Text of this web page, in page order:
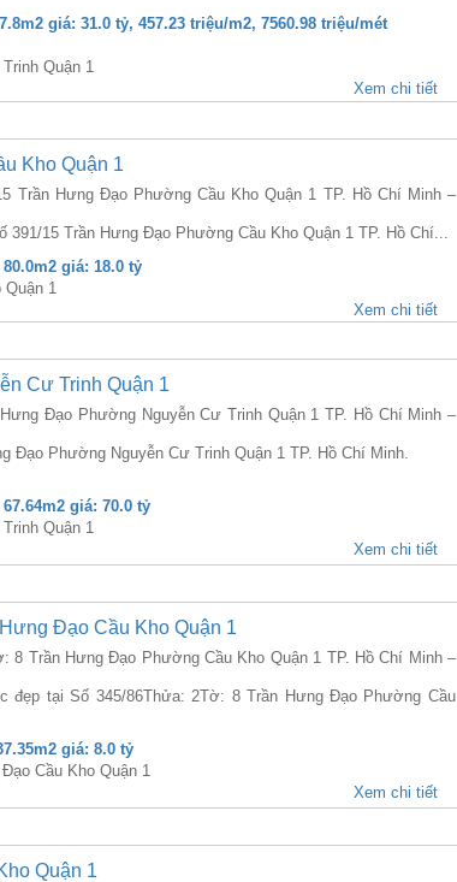
giá: 31.0 tỷ, 457.23 triệu/m2, 7560.98 triệu/mét
Quận 1
Xem chi tiết
Kho Quận 1
Trần Hưng Đạo Phường Cầu Kho Quận 1 TP. Hồ Chí Minh –
391/15 Trần Hưng Đạo Phường Cầu Kho Quận 1 TP. Hồ Chí...
giá: 18.0 tỷ
Quận 1
Xem chi tiết
Cư Trinh Quận 1
Đạo Phường Nguyễn Cư Trinh Quận 1 TP. Hồ Chí Minh –
Đạo Phường Nguyễn Cư Trinh Quận 1 TP. Hồ Chí Minh.
giá: 70.0 tỷ
Quận 1
Xem chi tiết
Đạo Cầu Kho Quận 1
8 Trần Hưng Đạo Phường Cầu Kho Quận 1 TP. Hồ Chí Minh –
đẹp tại Số 345/86Thửa: 2Tờ: 8 Trần Hưng Đạo Phường Cầu
giá: 8.0 tỷ
Cầu Kho Quận 1
Xem chi tiết
Quận 1